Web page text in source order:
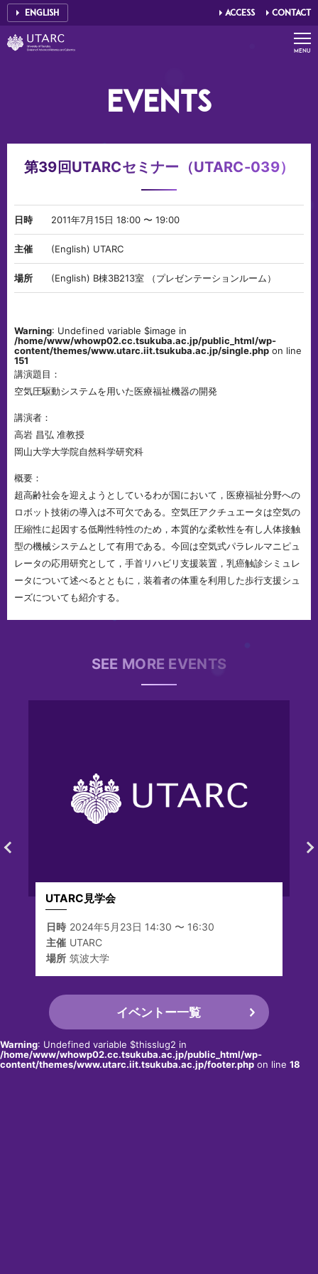
UTARC - UNIVERSITY OF
MENU
ENGLISH ACCESS CONTACT
EVENTS
第39回UTARCセミナー（UTARC-039）
日時 2011年7月15日 18:00 〜 19:00
主催 (English) UTARC
場所 (English) B棟3B213室 （プレゼンテーションルーム）
Warning: Undefined variable $image in
/home/www/whowp02.cc.tsukuba.ac.jp/public_html/wp-
content/themes/www.utarc.iit.tsukuba.ac.jp/single.php on line
151
講演題目：
空気圧駆動システムを用いた医療福祉機器の開発
講演者：
高岩 昌弘 准教授
岡山大学大学院自然科学研究科
概要：
超高齢社会を迎えようとしているわが国において，医療福祉分野への
ロボット技術の導入は不可欠である。空気圧アクチュエータは空気の
圧縮性に起因する低剛性特性のため，本質的な柔軟性を有し人体接触
型の機械システムとして有用である。今回は空気式パラレルマニピュ
レータの応用研究として，手首リハビリ支援装置，乳癌触診シミュレ
ータについて述べるとともに，装着者の体重を利用した歩行支援シュ
ーズについても紹介する。
SEE MORE EVENTS
UTARC見学会
日時 2024年5月23日 14:30 〜 16:30
主催 UTARC
場所 筑波大学
イベントー一覧
Warning: Undefined variable $thisslug2 in
/home/www/whowp02.cc.tsukuba.ac.jp/public_html/wp-
content/themes/www.utarc.iit.tsukuba.ac.jp/footer.php on line 18